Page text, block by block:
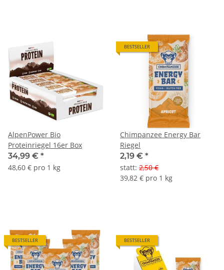
AlpenPower Bio
Proteinriegel 16er Box
34,99 € *
48,60 € pro 1 kg
BESTSELLER
Chimpanzee Energy Bar
Riegel
2,19 € *
statt: 2,50 €
39,82 € pro 1 kg
BESTSELLER BESTSELLER